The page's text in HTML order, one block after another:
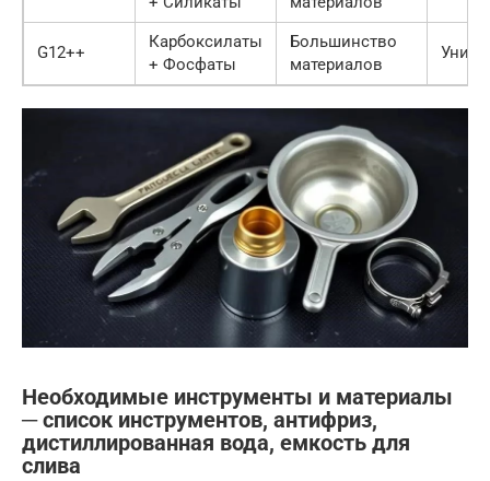
G12++
Карбоксилаты
+ Фосфаты
Большинство
материалов
Необходимые инструменты и материалы
─ список инструментов, антифриз,
дистиллированная вода, емкость для
слива